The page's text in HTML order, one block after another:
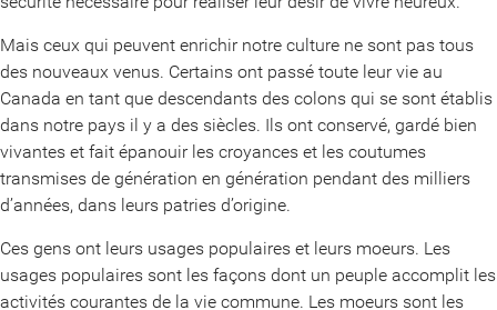
Mais ceux qui peuvent enrichir notre culture ne sont pas tous
des nouveaux venus. Certains ont passé toute leur vie au
Canada en tant que descendants des colons qui se sont établis
dans notre pays il y a des siècles. Ils ont conservé, gardé bien
vivantes et fait épanouir les croyances et les coutumes
transmises de génération en génération pendant des milliers
d’années, dans leurs patries d’origine.
Ces gens ont leurs usages populaires et leurs moeurs. Les
usages populaires sont les façons dont un peuple accomplit les
activités courantes de la vie commune. Les moeurs sont les